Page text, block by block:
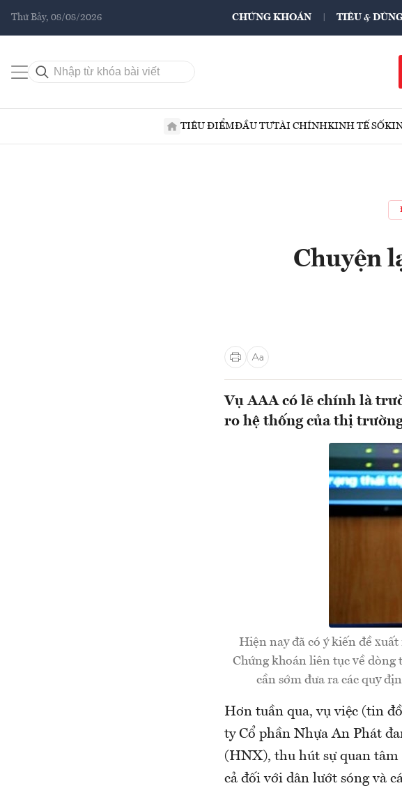
Thứ Bảy, 08/08/2026 CHỨNG KHOÁN TIÊU &
TIÊU ĐIỂMĐẦU TƯTÀI CHÍNHKINH TẾ SỐ
Chuyện
Vụ AAA có lẽ chính là
ro hệ thống của thị
Hiện nay đã có ý kiến đề
Chứng khoán liên tục về dòng
cần sớm đưa ra các quy
Hơn tuần qua, vụ việc (tin
ty Cổ phần Nhựa An Phát
(HNX), thu hút sự quan tâm
cả đối với dân lướt sóng và